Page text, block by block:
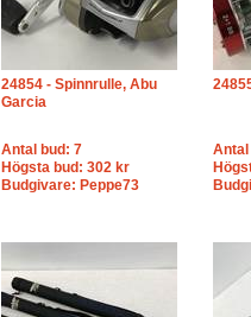
24854 - Spinnrulle, Abu
Garcia
Antal bud: 7
Högsta bud: 302 kr
Budgivare: Peppe73
Antal